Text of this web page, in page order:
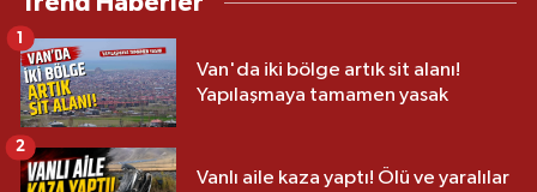
Van'da iki bölge artık sit alanı!
Yapılaşmaya tamamen yasak
1
Vanlı aile kaza yaptı! Ölü ve yaralılar
2